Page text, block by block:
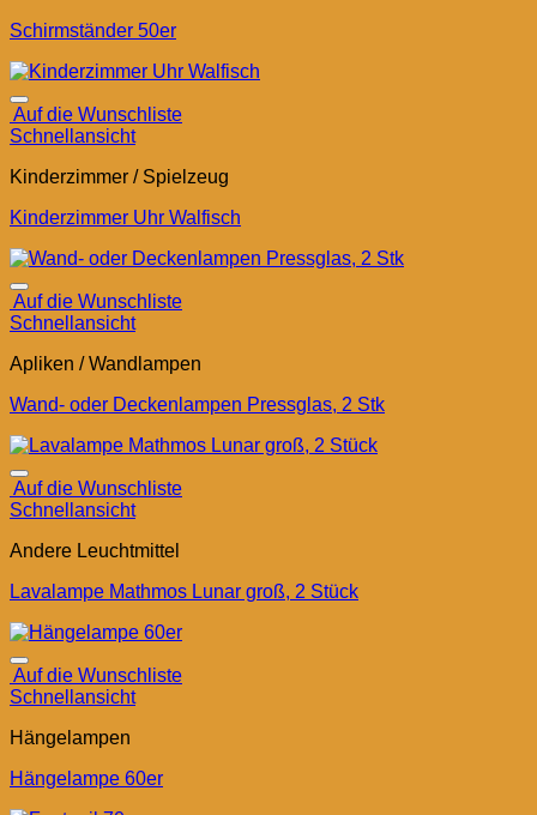
Schirmständer 50er
Auf die Wunschliste
Schnellansicht
Kinderzimmer / Spielzeug
Kinderzimmer Uhr Walfisch
Auf die Wunschliste
Schnellansicht
Apliken / Wandlampen
Wand- oder Deckenlampen Pressglas, 2 Stk
Auf die Wunschliste
Schnellansicht
Andere Leuchtmittel
Lavalampe Mathmos Lunar groß, 2 Stück
Auf die Wunschliste
Schnellansicht
Hängelampen
Hängelampe 60er